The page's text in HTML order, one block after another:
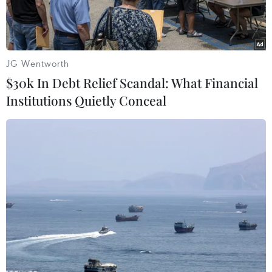
không.
Ông Nguyễn Hữu Hoài, Chủ tịch Ủy ban nhân dân tỉnh Quảng
Bình. (Ảnh: X.Mai/Vietnam+)
Tỉnh Quảng Bình đang có chủ trương khảo sát
JG Wentworth
$30k In Debt Relief Scandal: What Financial
Institutions Quietly Conceal